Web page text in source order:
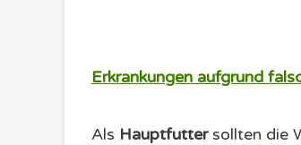
Erkrankungen aufgrund
Als Hauptfutter sollten die